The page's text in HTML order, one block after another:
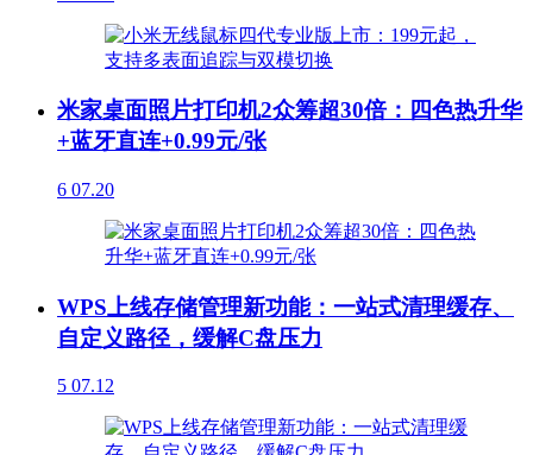
米家桌面照片打印机2众筹超30倍：四色热升华
+蓝牙直连+0.99元/张
6 07.20
WPS上线存储管理新功能：一站式清理缓存、
自定义路径，缓解C盘压力
5 07.12